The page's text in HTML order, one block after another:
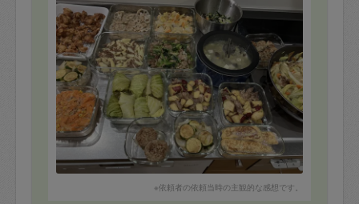
※依頼者の依頼当時の主観的な感想です。